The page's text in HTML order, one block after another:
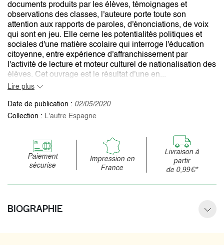
documents produits par les élèves, témoignages et
observations des classes, l'auteure porte toute son
attention aux rapports de paroles, d'énonciations, de voix
qui sont en jeu. Elle cerne les potentialités politiques et
sociales d'une matière scolaire qui interroge l'éducation
citoyenne, entre expérience d'affranchissement par
l'activité de lecture et moteur culturel de nationalisation des
élèves. Cet ouvrage est le résultat d'une en...
Lire plus
Date de publication : 02/05/2020
Collection : L'autre Espagne
Paiement
sécurise
Impression en
France
Livraison à
partir
de 0,99€*
BIOGRAPHIE